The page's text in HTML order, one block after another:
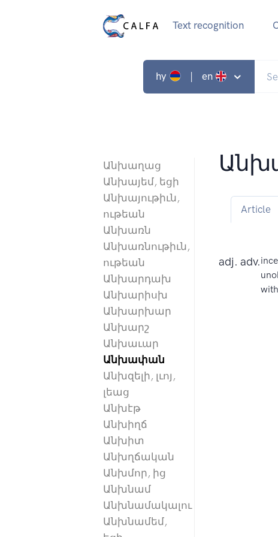
Text recognition
hy | en
Անխաղաց
Անխայեմ, եցի
Անխայութիւն,
ութեան
Անխառն
Անխառնութիւն,
ութեան
Անխարդախ
Անխարիսխ
Անխարխար
Անխարշ
Անխաւար
Անխափան
Անխզելի, լւոյ,
լեաց
Անխէթ
Անխիղճ
Անխիտ
Անխղճական
Անխմոր, ից
Անխնամ
Անխնամակալու
Անխնամեմ,
Article
adj. adv.